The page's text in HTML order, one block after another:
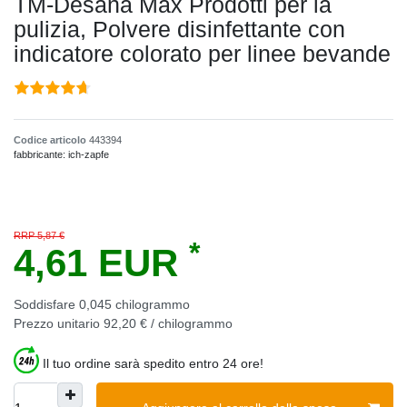
pulizia, Polvere disinfettante con
indicatore colorato per linee bevande
Codice articolo 443394
fabbricante: ich-zapfe
RRP 5,87 €
4,61 EUR *
Soddisfare 0,045 chilogrammo
Prezzo unitario 92,20 € / chilogrammo
Il tuo ordine sarà spedito entro 24 ore!